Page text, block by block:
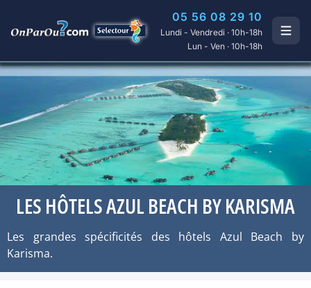
05 56 08 29 10
Lundi - Vendredi · 10h-18h
Lun - Ven · 10h-18h
LES HÔTELS AZUL BEACH BY KARISMA
Les grandes spécificités des hôtels Azul Beach by
Karisma.